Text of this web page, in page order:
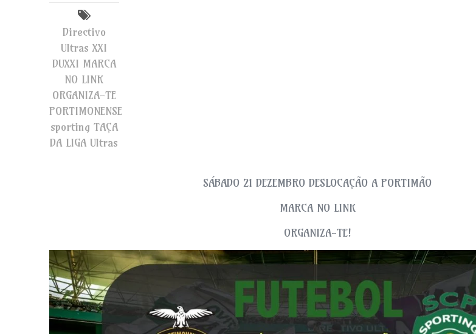
Directivo
Ultras XXI
DUXXI MARCA
NO LINK
ORGANIZA-TE
PORTIMONENSE
sporting TAÇA
DA LIGA Ultras
SÁBADO 21 DEZEMBRO DESLOCAÇÃO A PORTIMÃO
MARCA NO LINK
ORGANIZA-TE!